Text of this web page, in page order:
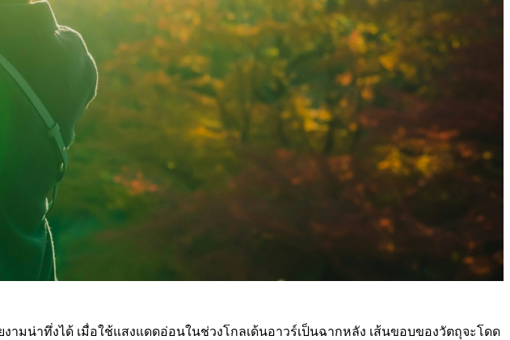
มน่าทึ่งได้ เมื่อใช้แสงแดดอ่อนในช่วงโกลเด้นอาวร์เป็นฉากหลัง เส้นขอบของวัตถุจะโดด